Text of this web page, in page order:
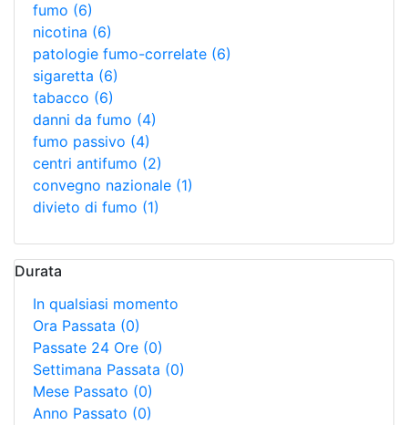
fumo (6)
nicotina (6)
patologie fumo-correlate (6)
sigaretta (6)
tabacco (6)
danni da fumo (4)
fumo passivo (4)
centri antifumo (2)
convegno nazionale (1)
divieto di fumo (1)
Durata
In qualsiasi momento
Ora Passata (0)
Passate 24 Ore (0)
Settimana Passata (0)
Mese Passato (0)
Anno Passato (0)